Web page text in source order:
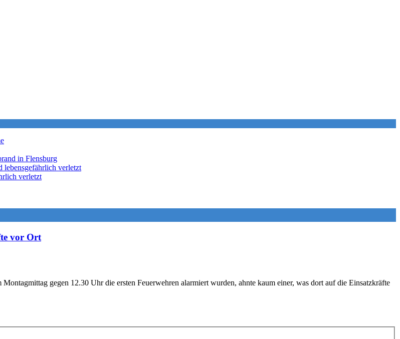
in Flensburg
verletzt
verletzt
vor Ort
gegen 12.30 Uhr die ersten Feuerwehren alarmiert wurden, ahnte kaum einer, was dort auf die Einsatzkräfte